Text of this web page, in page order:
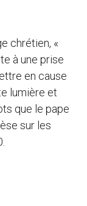
chrétien, «
à une prise
en cause
lumière et
que le pape
sur les